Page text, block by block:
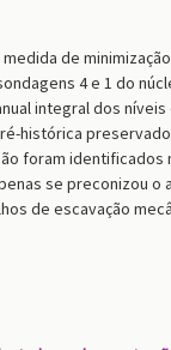
de
4 e 1 do
integral dos níveis
histórica
foram identificados
se preconizou o
de escavação